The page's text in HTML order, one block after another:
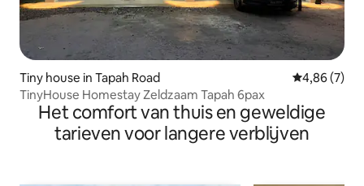
Tiny house in Tapah Road Gemiddelde
4,86 (7)
TinyHouse Homestay Zeldzaam Tapah 6pax
Het comfort van thuis en geweldige
tarieven voor langere verblijven